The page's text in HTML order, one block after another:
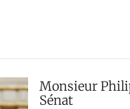
Monsieur
Sénat